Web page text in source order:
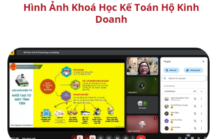
Hình Ảnh Khoá Học Kế Toán Hộ Kinh
Doanh